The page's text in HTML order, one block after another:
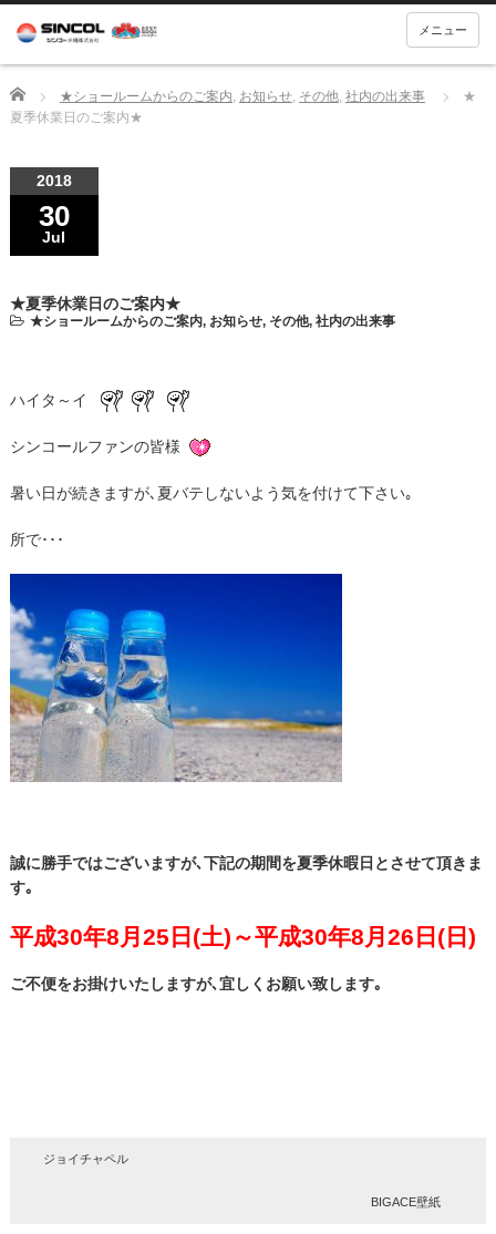
メニュー
Home ★ショールームからのご案内, お知らせ, その他, 社内の出来事
★
夏季休業日のご案内★
2018
30
Jul
★夏季休業日のご案内★
★ショールームからのご案内, お知らせ, その他, 社内の出来事
ハイタ～イ
シンコールファンの皆様
暑い日が続きますが､夏バテしないよう気を付けて下さい｡
所で･･･
誠に勝手ではございますが､下記の期間を夏季休暇日とさせて頂きま
す｡
平成30年8月25日(土)～平成30年8月26日(日)
ご不便をお掛けいたしますが､宜しくお願い致します｡
ジョイチャペル
BIGACE壁紙